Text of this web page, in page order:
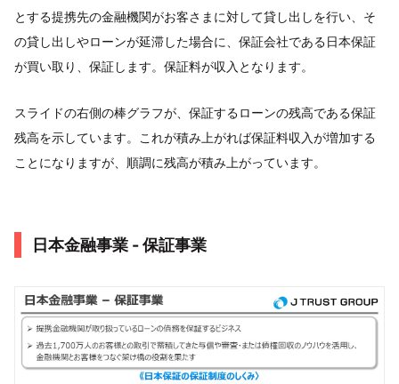
とする提携先の金融機関がお客さまに対して貸し出しを行い、そ
の貸し出しやローンが延滞した場合に、保証会社である日本保証
が買い取り、保証します。保証料が収入となります。
スライドの右側の棒グラフが、保証するローンの残高である保証
残高を示しています。これが積み上がれば保証料収入が増加する
ことになりますが、順調に残高が積み上がっています。
日本金融事業 - 保証事業